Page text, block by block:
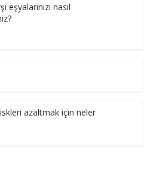
eşyalarınızı nasıl
azaltmak için neler